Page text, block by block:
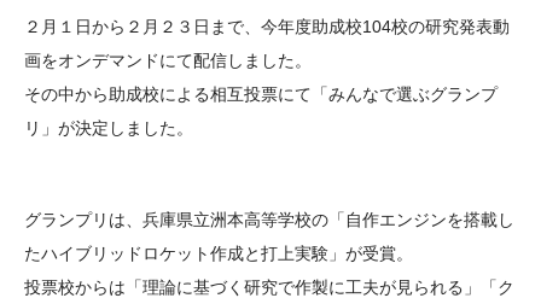
役員・評議員 公開情報
年報一覧 中谷財団レポート
大学院生奨学金
国際学生交流プログラ
ム
科学教育振興助成・
ログラム助成
アクセス よくあるご質問
サイトマップ
日本語 English マイページ
２月１日から２月２３日まで、今年度助成校104校の研究発表動
画をオンデマンドにて配信しました。
その中から助成校による相互投票にて「みんなで選ぶグランプ
リ」が決定しました。
グランプリは、兵庫県立洲本高等学校の「自作エンジンを搭載し
たハイブリッドロケット作成と打上実験」が受賞。
投票校からは「理論に基づく研究で作製に工夫が見られる」「ク